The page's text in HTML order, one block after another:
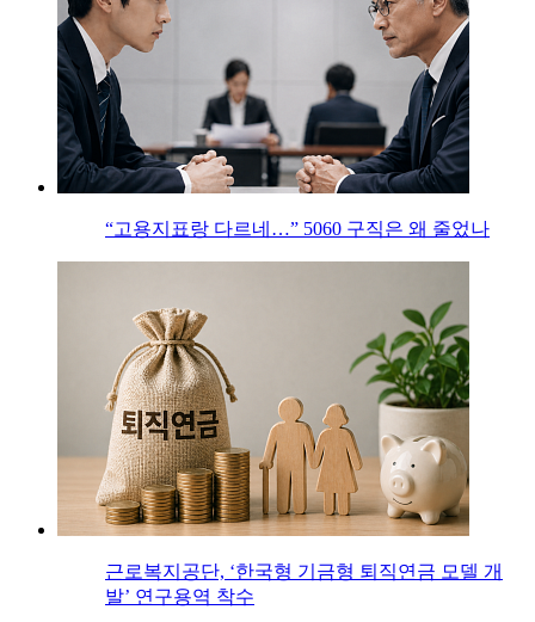
“고용지표랑 다르네…” 5060 구직은 왜 줄었나
근로복지공단, ‘한국형 기금형 퇴직연금 모델 개
발’ 연구용역 착수